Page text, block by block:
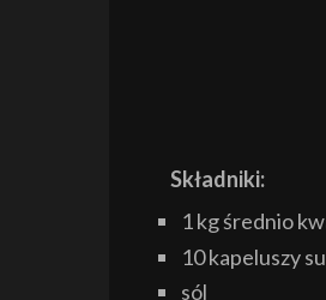
Składniki:
1 kg średnio
10 kapeluszy
sól